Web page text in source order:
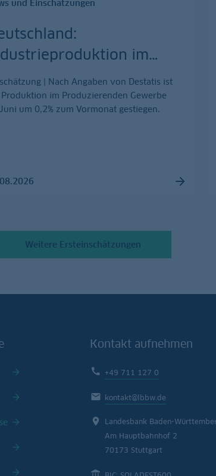
und Einschätzungen
im…
| Nach Angaben von Destatis ist
Produktion im Produzierenden Gewerbe
um 0,2% zum Vormonat gestiegen.
Weitere Ersteinschätzungen
Kontakt aufnehmen
+49 711 127 0
kontakt@lbbw.de
Landesbank Baden-
Am Hauptbahnhof 2
70173 Stuttgart